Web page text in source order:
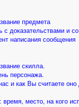
предмета
доказательствами и
написания сообщения
скилла.
персонажа.
и как Вы считаете
место, на кого